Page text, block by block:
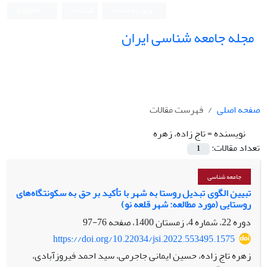
مجله جامعه شناسی ایران
صفحه اصلی
فهرست مقالات
نویسنده =تاج زاده، زهره
تعداد مقالات:
1
جامعه شناسی
تبیین الگوی تبدیل روستا به شهر با تأکید بر حق به سکونتگاه‌های‌
روستایی (مورد مطالعه: شهر قلعه نو)
دوره 22، شماره 4، زمستان 1400، صفحه
76-97
https://doi.org/10.22034/jsi.2022.553495.1575
زهره تاج زاده، حسین ایمانی جاجرمی، سید احمد فیروزآبادی،